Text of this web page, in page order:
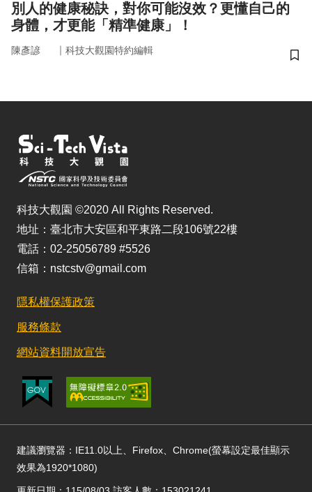
別人的健康秘訣，對你可能沒效？更懂自己的
身體，才更能「精準健康」！
陳彥諺 ｜ 科技大觀園特約編輯
儲
科技大觀園 ©2020 All Rights Reserved.
地址：臺北市大安區和平東路二段106號22樓
電話：02-25056789 #5526
信箱：nstcstv@gmail.com
隱私權保護政策
服務條款
網站資料開放宣告
建議瀏覽器：IE11.0以上、Firefox、Chrome(螢幕設定最佳顯示
效果為1920*1080)